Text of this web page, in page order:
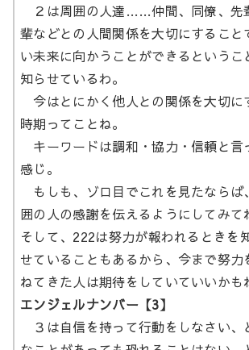
２は周囲の人達……仲間、同僚、先
輩などとの人間関係を大切にすること
い未来に向かうことができるというこ
知らせているわ。
今はとにかく他人との関係を大切に
時期ってことね。
キーワードは調和・協力・信頼と言
感じ。
もしも、ゾロ目でこれを見たならば
囲の人の感謝を伝えるようにしてみて
そして、222は努力が報われるときを
せていることもあるから、今まで努力
ねてきた人は期待をしていていいかも
エンジェルナンバー【3】
３は自信を持って行動をしなさい、